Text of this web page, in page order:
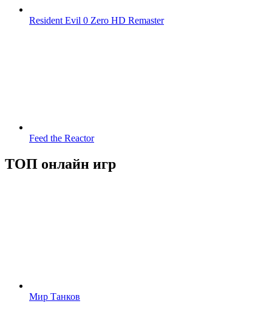
Resident Evil 0 Zero HD Remaster
Feed the Reactor
ТОП онлайн игр
Мир Танков